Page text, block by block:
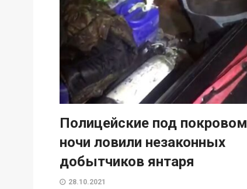
Полицейские под покровом
ночи ловили незаконных
добытчиков янтаря
28.10.2021